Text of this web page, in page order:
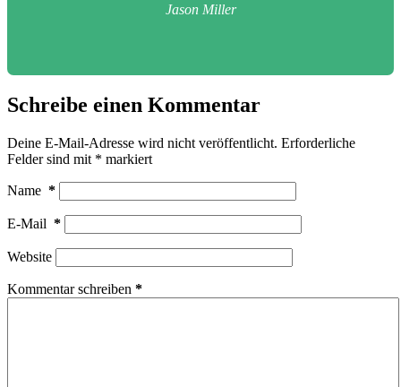
Jason Miller
Schreibe einen Kommentar
Deine E-Mail-Adresse wird nicht veröffentlicht. Erforderliche
Felder sind mit * markiert
Name *
E-Mail *
Website
Kommentar schreiben *